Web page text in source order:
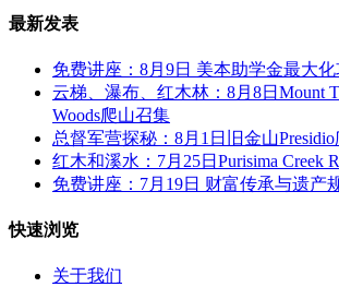
最新发表
免费讲座：8月9日 美本助学金最大化
云梯、瀑布、红木林：8月8日Mount
Woods爬山召集
总督军营探秘：8月1日旧金山
红木和溪水：7月25日Purisima Creek
免费讲座：7月19日 财富传承与遗产
快速浏览
关于我们